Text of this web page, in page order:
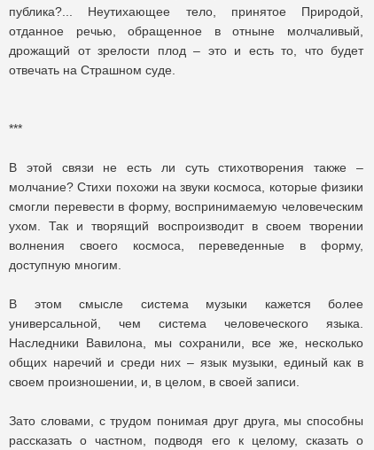
публика?... Неутихающее тело, принятое Природой,
отданное речью, обращенное в отныне молчаливый,
дрожащий от зрелости плод – это и есть то, что будет
отвечать на Страшном суде.
***
В этой связи не есть ли суть стихотворения также –
молчание? Стихи похожи на звуки космоса, которые физики
смогли перевести в форму, воспринимаемую человеческим
ухом. Так и творящий воспроизводит в своем творении
волнения своего космоса, переведенные в форму,
доступную многим.
В этом смысле система музыки кажется более
универсальной, чем система человеческого языка.
Наследники Вавилона, мы сохранили, все же, несколько
общих наречий и среди них – язык музыки, единый как в
своем произношении, и, в целом, в своей записи.
Зато словами, с трудом понимая друг друга, мы способны
рассказать о частном, подводя его к целому, сказать о